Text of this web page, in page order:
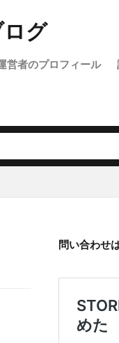
グ
営者のプロフィール
問い合わせ